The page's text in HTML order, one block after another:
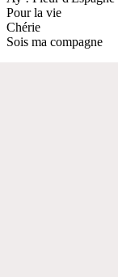
Pour la vie
Chérie
Sois ma compagne